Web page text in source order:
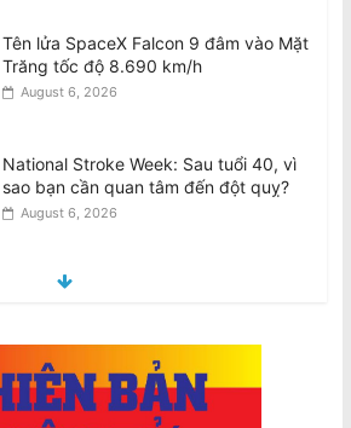
August 6, 2026
August 6, 2026
August 6, 2026
National Stroke Week: Uống cà phê,
trà giúp giảm nguy cơ đột quỵ lên đến
40%